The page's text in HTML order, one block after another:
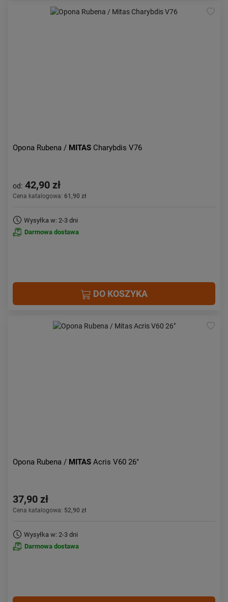
Opona Rubena / MITAS Charybdis V76
od: 42,90 zł
Cena katalogowa: 61,90 zł
Wysyłka w: 2-3 dni
Darmowa dostawa
DO KOSZYKA
Opona Rubena / MITAS Acris V60 26"
37,90 zł
Cena katalogowa: 52,90 zł
Wysyłka w: 2-3 dni
Darmowa dostawa